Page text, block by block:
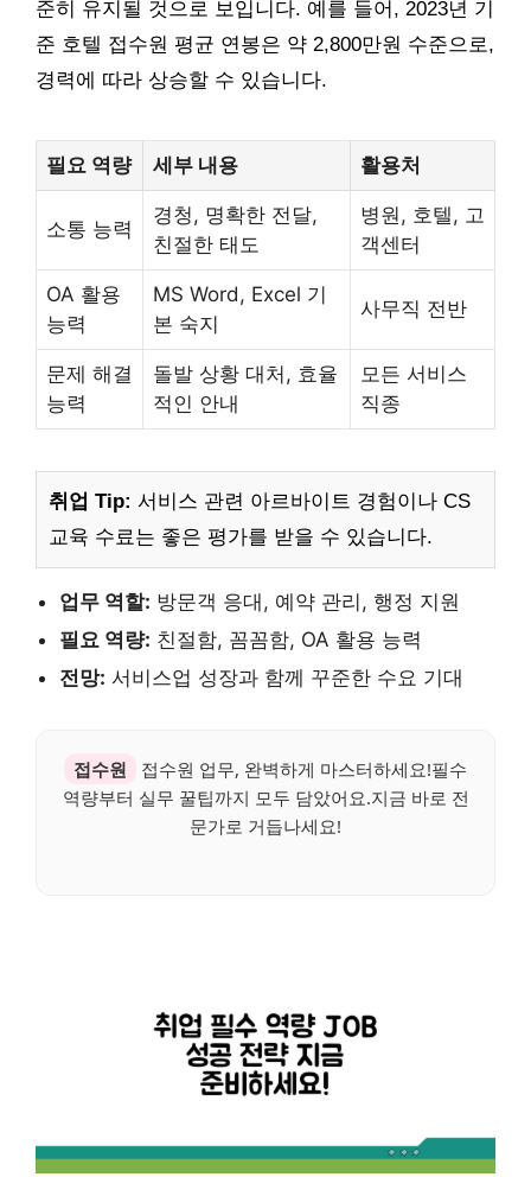
준히 유지될 것으로 보입니다. 예를 들어, 2023년 기
준 호텔 접수원 평균 연봉은 약 2,800만원 수준으로,
경력에 따라 상승할 수 있습니다.
필요 역량 세부 내용 활용처
소통 능력
경청, 명확한 전달,
친절한 태도
병원, 호텔, 고
객센터
OA 활용
능력
MS Word, Excel 기
본 숙지
사무직 전반
문제 해결
능력
돌발 상황 대처, 효율
적인 안내
모든 서비스
직종
취업 Tip: 서비스 관련 아르바이트 경험이나 CS
교육 수료는 좋은 평가를 받을 수 있습니다.
업무 역할: 방문객 응대, 예약 관리, 행정 지원
필요 역량: 친절함, 꼼꼼함, OA 활용 능력
전망: 서비스업 성장과 함께 꾸준한 수요 기대
접수원
접수원 업무, 완벽하게 마스터하세요!필수
역량부터 실무 꿀팁까지 모두 담았어요.지금 바로 전
문가로 거듭나세요!